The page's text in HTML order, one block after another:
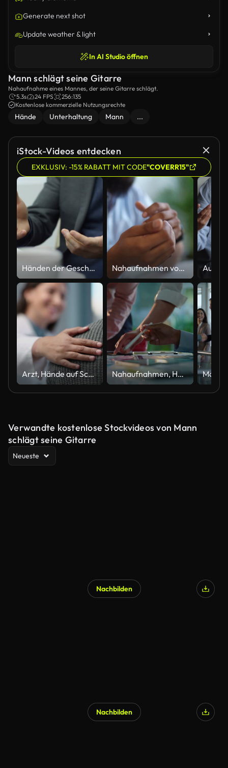
Generate next shot
Update weather & light
In AI Studio öffnen
Mann schlägt seine Gitarre
Nahaufnahme eines Mannes, der seine Gitarre schlägt.
5.3s
24 FPS
256:135
Kostenlose kommerzielle Nutzungsrechte
Hände Unterhaltung Mann ...
iStock-Videos entdecken
EXKLUSIV: -15% RABATT MIT CODE"COVERR15"
Händen der Geschäftsmann über etwas sprechen Nahaufnahmen von unkenntlichen Geschäftsleuten, die am Tisch im Besprechungsraum reden und etwas erklären.
Arzt, Hände auf Schulter und Patient mit Unterstützung, Fürsorge und Freundlichkeit mit Sympathie, Heilung oder Empathie im Krankenhaus. Medizinisches Fachpersonal, Komfort- oder Personenberatung, Gesundheitsfürsorge, Diagnose oder Wellness Nahaufnahmen, Hände und Brainstorming mit Geschäftsleuten, Planung und Ideen mit einem Projekt, Forschung und Technologie. Mitarbeiter, Gruppe und Kreativität mit Teamwork, Kollaboration und Kooperation mit Lösung
Verwandte kostenlose Stockvideos von Mann
schlägt seine Gitarre
Neueste
Nachbilden
Nachbilden